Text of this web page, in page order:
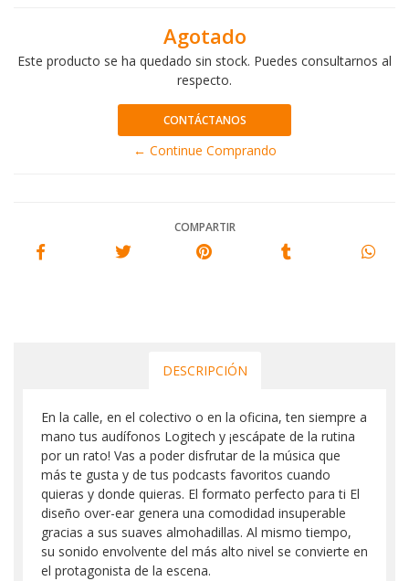
Agotado
Este producto se ha quedado sin stock. Puedes consultarnos al
respecto.
CONTÁCTANOS
← Continue Comprando
COMPARTIR
DESCRIPCIÓN
En la calle, en el colectivo o en la oficina, ten siempre a
mano tus audífonos Logitech y ¡escápate de la rutina
por un rato! Vas a poder disfrutar de la música que
más te gusta y de tus podcasts favoritos cuando
quieras y donde quieras. El formato perfecto para ti El
diseño over-ear genera una comodidad insuperable
gracias a sus suaves almohadillas. Al mismo tiempo,
su sonido envolvente del más alto nivel se convierte en
el protagonista de la escena.